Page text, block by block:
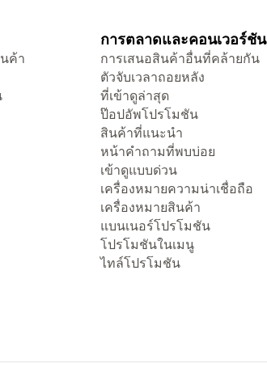
ค้า
การตลาดและคอนเวอร์ชัน
การเสนอสินค้าอื่นที่คล้ายกัน
ตัวจับเวลาถอยหลัง
ที่เข้าดูล่าสุด
ป๊อปอัพโปรโมชัน
สินค้าที่แนะนำ
หน้าคำถามที่พบบ่อย
เข้าดูแบบด่วน
เครื่องหมายความน่าเชื่อถือ
เครื่องหมายสินค้า
แบนเนอร์โปรโมชัน
โปรโมชันในเมนู
ไทล์โปรโมชัน